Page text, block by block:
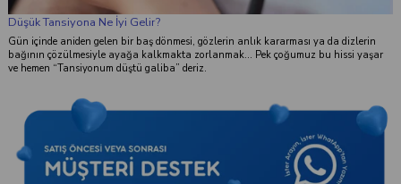
Düşük Tansiyona Ne İyi Gelir?
Gün içinde aniden gelen bir baş dönmesi, gözlerin anlık kararması ya da dizlerin
bağının çözülmesiyle ayağa kalkmakta zorlanmak... Pek çoğumuz bu hissi yaşar
ve hemen “Tansiyonum düştü galiba” deriz.